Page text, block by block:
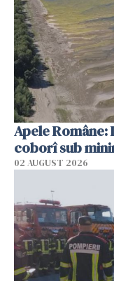
Apele
coborî sub
02 AUGUST 2026